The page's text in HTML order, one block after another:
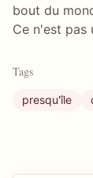
bout du
Ce n'est pas
Tags
presqu'île